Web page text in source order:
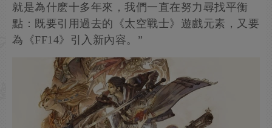
就是為什麽十多年來，我們一直在努力尋找平衡
點：既要引用過去的《太空戰士》遊戲元素，又要
為《FF14》引入新內容。”